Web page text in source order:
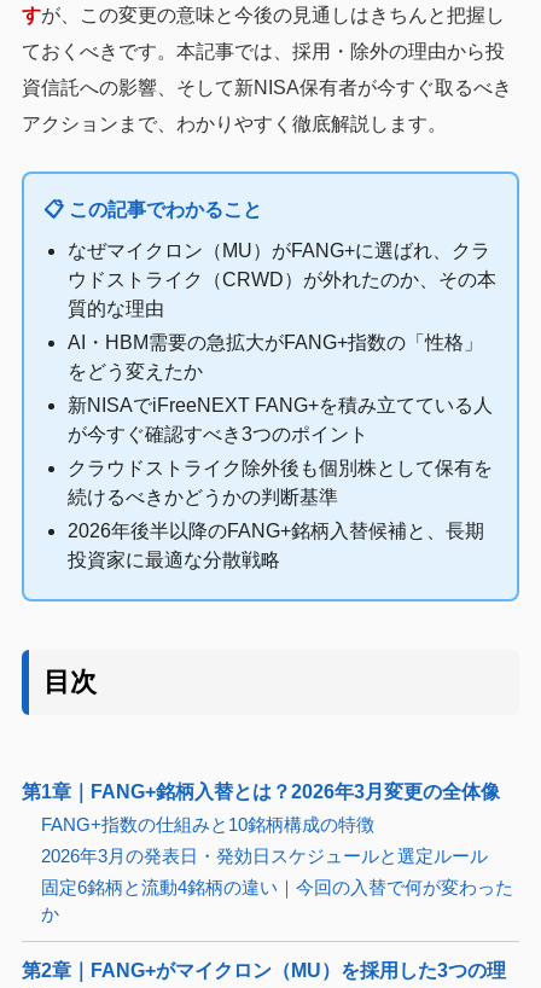
すが、この変更の意味と今後の見通しはきちんと把握し
ておくべきです。本記事では、採用・除外の理由から投
資信託への影響、そして新NISA保有者が今すぐ取るべき
アクションまで、わかりやすく徹底解説します。
📋 この記事でわかること
なぜマイクロン（MU）がFANG+に選ばれ、クラ
ウドストライク（CRWD）が外れたのか、その本
質的な理由
AI・HBM需要の急拡大がFANG+指数の「性格」
をどう変えたか
新NISAでiFreeNEXT FANG+を積み立てている人
が今すぐ確認すべき3つのポイント
クラウドストライク除外後も個別株として保有を
続けるべきかどうかの判断基準
2026年後半以降のFANG+銘柄入替候補と、長期
投資家に最適な分散戦略
目次
第1章｜FANG+銘柄入替とは？2026年3月変更の全体像
FANG+指数の仕組みと10銘柄構成の特徴
2026年3月の発表日・発効日スケジュールと選定ルール
固定6銘柄と流動4銘柄の違い｜今回の入替で何が変わった
か
第2章｜FANG+がマイクロン（MU）を採用した3つの理